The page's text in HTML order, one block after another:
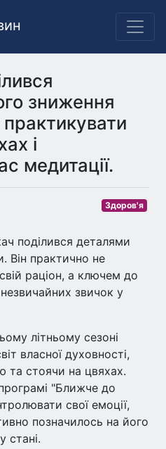
зниження
практикувати
і
медитації.
Здоров'я
поділився деталями
Він практично не
раціон, а ключем до
звичок у
літньому сезоні
власної духовності,
та стоячи на цвяхах.
"Ближче до
свої емоції,
позначилось на його
стані.